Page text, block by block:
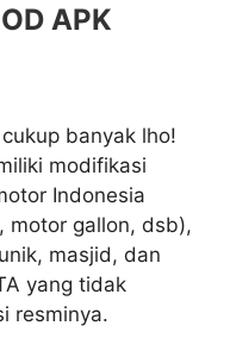
APK
banyak lho!
modifikasi
Indonesia
motor gallon, dsb),
masjid, dan
yang tidak
resminya.